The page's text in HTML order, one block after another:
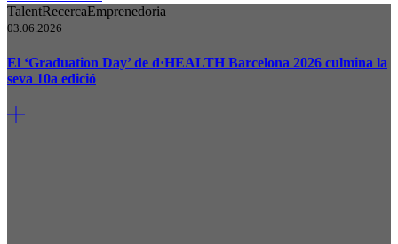
TalentRecercaEmprenedoria
03.06.2026
El ‘Graduation Day’ de d·HEALTH Barcelona 2026 culmina la
seva 10a edició